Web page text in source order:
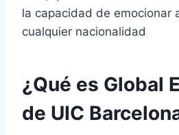
la capacidad de emocionar
cualquier nacionalidad
¿Qué es Global
de UIC